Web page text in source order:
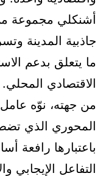
أشنكلي مجموعة من
جاذبية المدينة
ما يتعلق بدعم
الاقتصادي المحلي.
من جهته، نوّه عامل
المحوري الذي
باعتبارها رافعة
التفاعل